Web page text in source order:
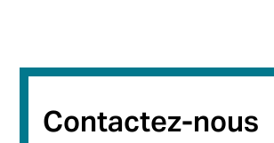
Contactez-nous